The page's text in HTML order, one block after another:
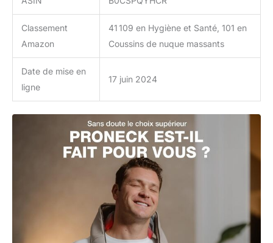
Classement
Amazon
41 109 en Hygiène et Santé, 101 en
Coussins de nuque massants
Date de mise en
ligne
17 juin 2024